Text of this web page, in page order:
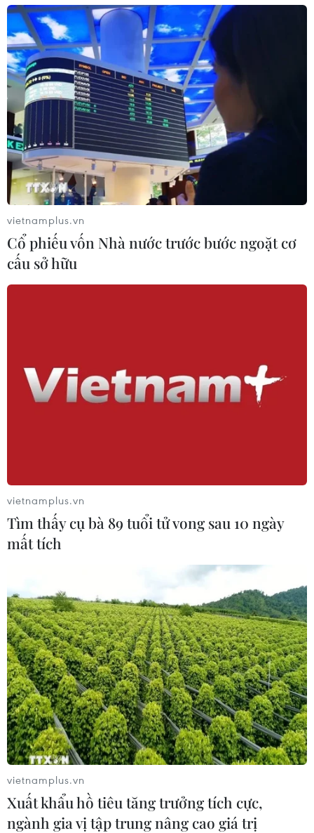
vietnamplus.vn
Cổ phiếu vốn Nhà nước trước bước ngoặt cơ
cấu sở hữu
vietnamplus.vn
Tìm thấy cụ bà 89 tuổi tử vong sau 10 ngày
mất tích
vietnamplus.vn
Xuất khẩu hồ tiêu tăng trưởng tích cực,
ngành gia vị tập trung nâng cao giá trị